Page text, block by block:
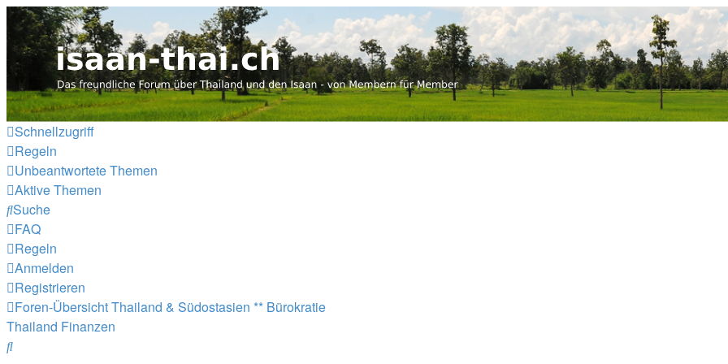
Thailand & Isaan Forum - isaan-thai.ch
Das freundliche Forum über Thailand und den Isaan - von Membern für Member
Zum Inhalt
Schnellzugriff
Regeln
Unbeantwortete Themen
Aktive Themen
Suche
FAQ
Regeln
Anmelden
Registrieren
Foren-ÜbersichtThailand & Südostasien ** Bürokratie
Thailand Finanzen
Suche